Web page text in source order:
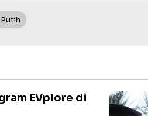
EVplore di